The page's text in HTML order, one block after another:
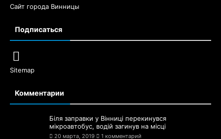
Сайт города Винницы
Подписаться
Sitemap
Комментарии
Біля заправки у Вінниці перекинувся
мікроавтобус, водій загинув на місці
20 марта, 2019 1 комментарий